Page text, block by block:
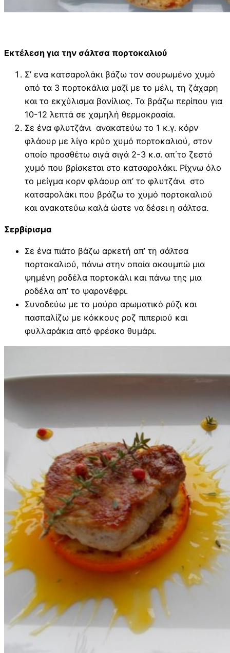
Εκτέλεση για την σάλτσα πορτοκαλιού
Σ’ ενα κατσαρολάκι βάζω τον σουρωμένο χυμό
από τα 3 πορτοκάλια μαζί με το μέλι, τη ζάχαρη
και το εκχύλισμα βανίλιας. Τα βράζω περίπου για
10-12 λεπτά σε χαμηλή θερμοκρασία.
Σε ένα φλυτζάνι ανακατεύω το 1 κ.γ. κόρν
φλάουρ με λίγο κρύο χυμό πορτοκαλιού, στον
οποίο προσθέτω σιγά σιγά 2-3 κ.σ. απ΄το ζεστό
χυμό που βρίσκεται στο κατσαρολάκι. Ρίχνω όλο
το μείγμα κορν φλάουρ απ’ το φλυτζάνι στο
κατσαρολάκι που βράζω το χυμό πορτοκαλιού
και ανακατεύω καλά ώστε να δέσει η σάλτσα.
Σερβίρισμα
Σε ένα πιάτο βάζω αρκετή απ’ τη σάλτσα
πορτοκαλιού, πάνω στην οποία ακουμπώ μια
ψημένη ροδέλα πορτοκάλι και πάνω της μια
ροδέλα απ’ το ψαρονέφρι.
Συνοδεύω με το μαύρο αρωματικό ρύζι και
πασπαλίζω με κόκκους ροζ πιπεριού και
φυλλαράκια από φρέσκο θυμάρι.